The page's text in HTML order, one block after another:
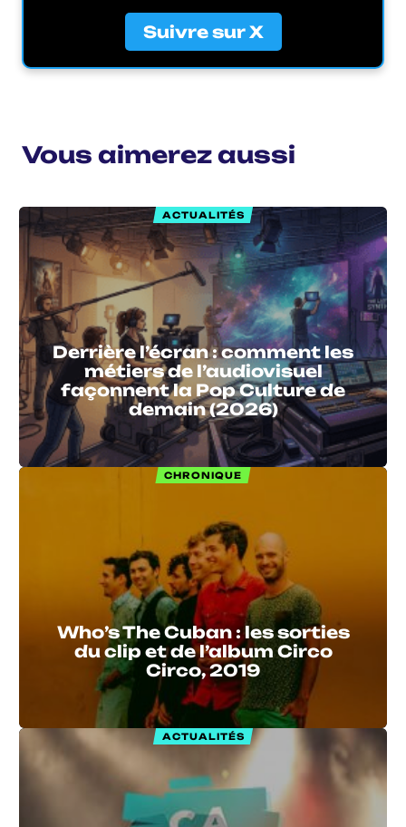
Suivre sur X
Vous aimerez aussi
ACTUALITÉS
Derrière l’écran : comment les
métiers de l’audiovisuel
façonnent la Pop Culture de
demain (2026)
CHRONIQUE
Who’s The Cuban : les sorties
du clip et de l’album Circo
Circo, 2019
ACTUALITÉS